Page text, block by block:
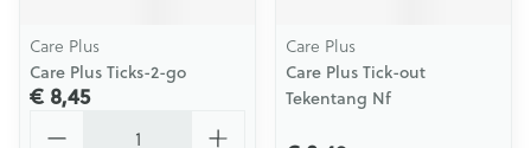
Care Plus
Care Plus Ticks-2-go
€ 8,45
Care Plus
Care Plus Tick-out
Tekentang Nf